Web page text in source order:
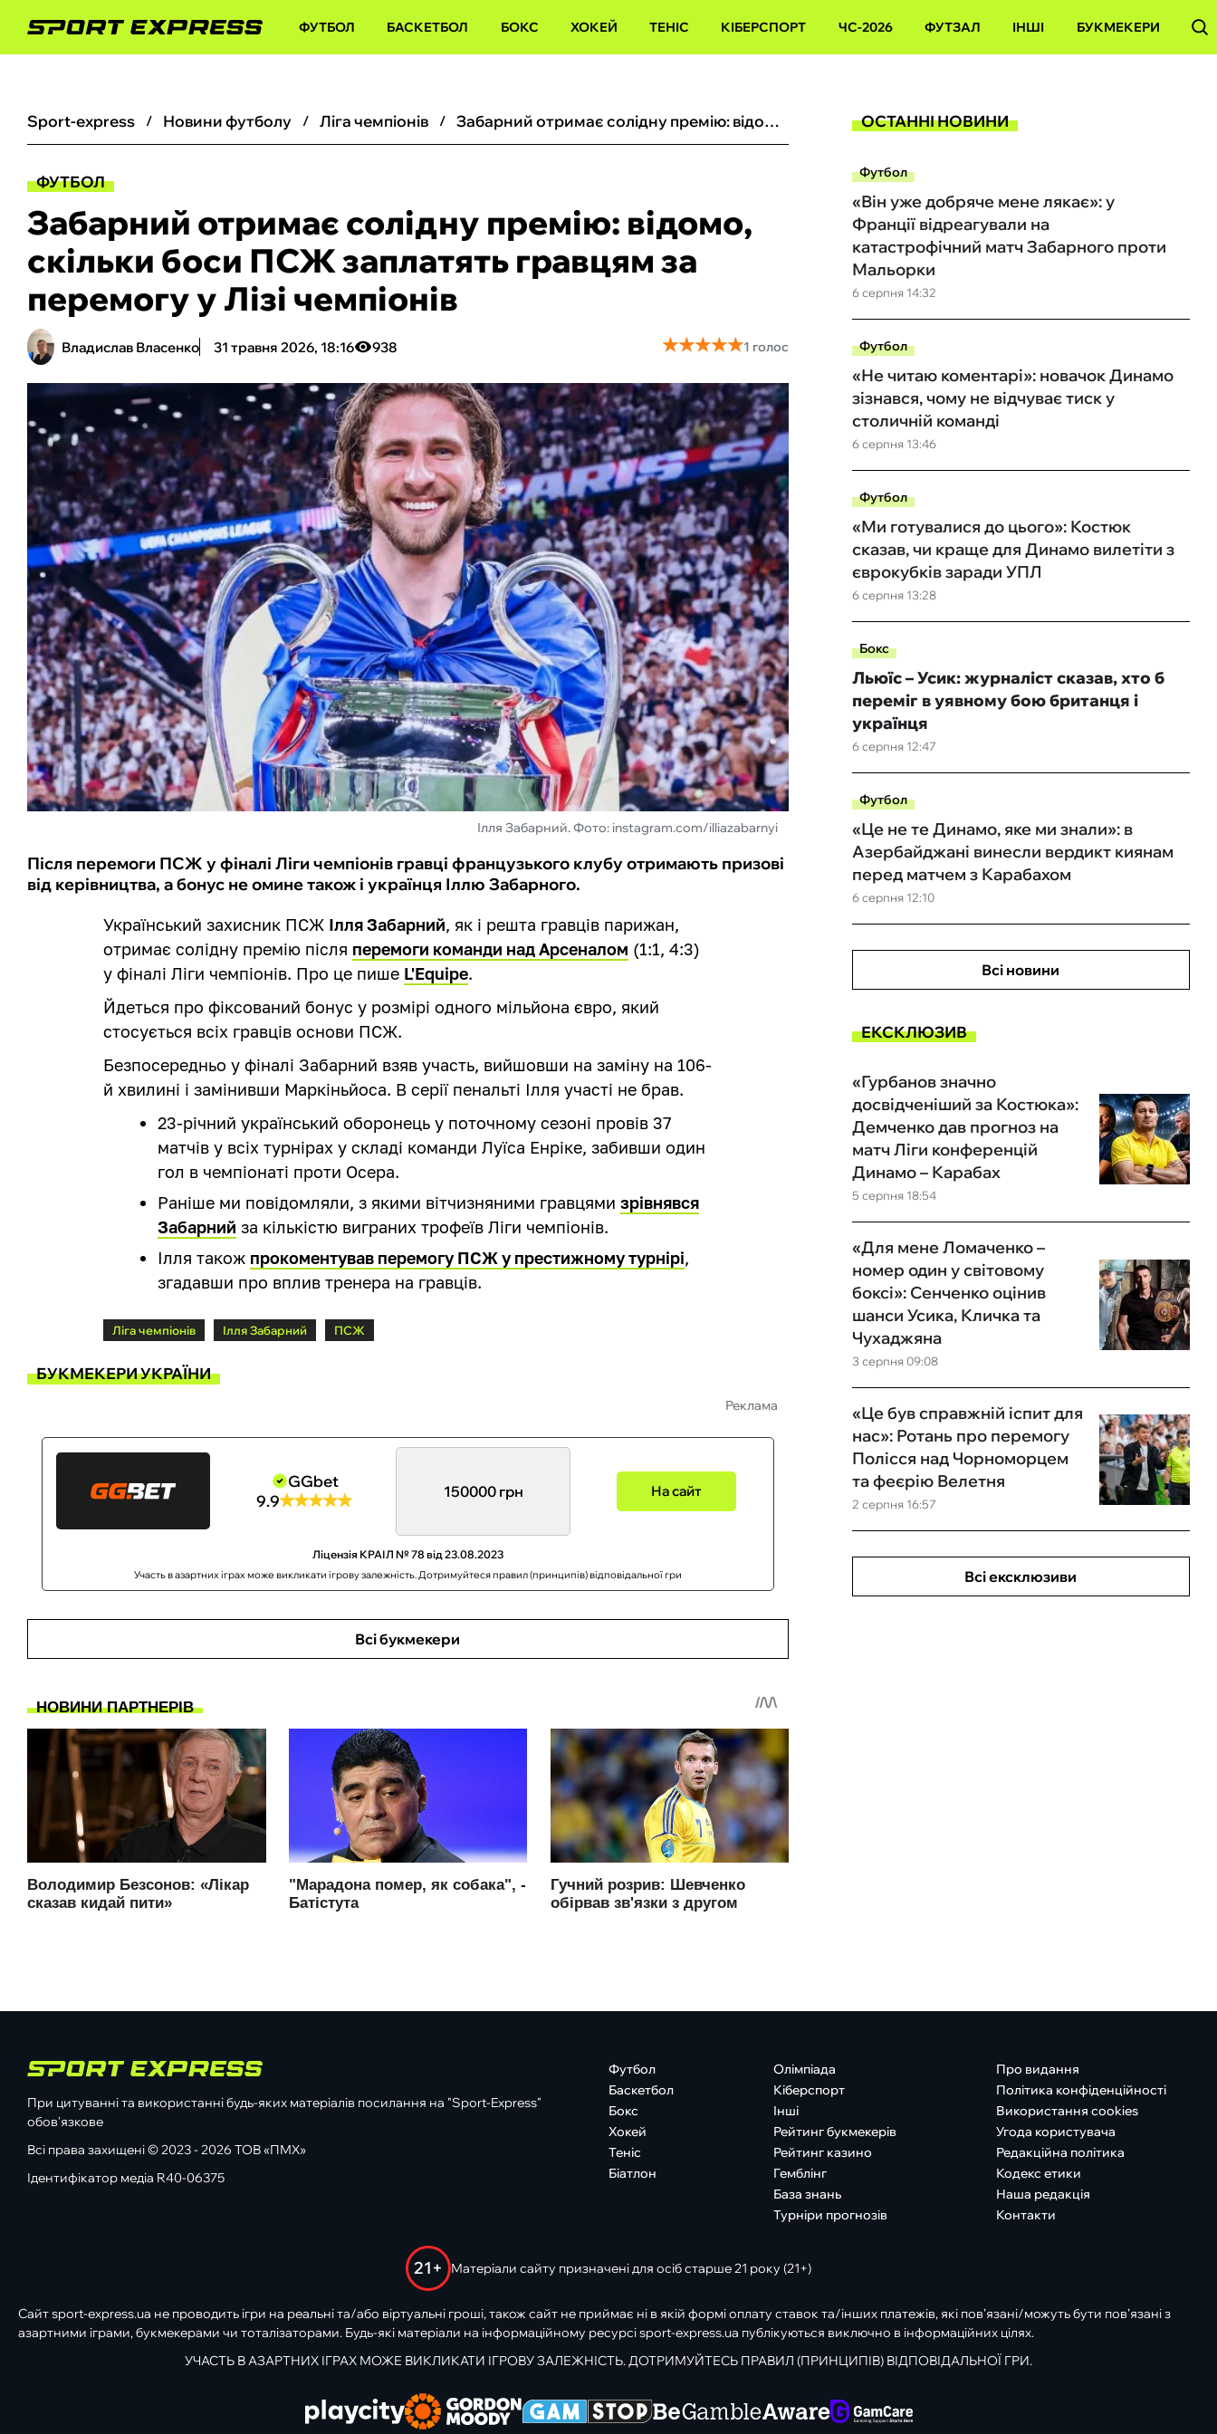
ФУТБОЛ БАСКЕТБОЛ БОКС ХОКЕЙ ТЕНІС КІБЕРСПОРТ ЧС-2026 ФУТЗАЛ ІНШІ БУКМЕКЕРИ
sport-express новини футболу ліга чемпіонів Забарний отримає солідну премію: відомо, скільки боси ПСЖ заплатять гравцям за перемогу у Лізі чемпіонів
ФУТБОЛ
Забарний отримає солідну премію: відомо,
скільки боси ПСЖ заплатять гравцям за
перемогу у Лізі чемпіонів
Владислав Власенко 31 травня 2026, 18:16 938 ★★★★★
★★★★★1 голос
Ілля Забарний. Фото: instagram.com/illiazabarnyi
Після перемоги ПСЖ у фіналі Ліги чемпіонів гравці французького клубу отримають призові
від керівництва, а бонус не омине також і українця Іллю Забарного.
Український захисник ПСЖ Ілля Забарний, як і решта гравців парижан,
отримає солідну премію після перемоги команди над Арсеналом (1:1, 4:3)
у фіналі Ліги чемпіонів. Про це пише L'Equipe.
Йдеться про фіксований бонус у розмірі одного мільйона євро, який
стосується всіх гравців основи ПСЖ.
Безпосередньо у фіналі Забарний взяв участь, вийшовши на заміну на 106-
й хвилині і замінивши Маркіньйоса. В серії пенальті Ілля участі не брав.
23-річний український оборонець у поточному сезоні провів 37
матчів у всіх турнірах у складі команди Луїса Енріке, забивши один
гол в чемпіонаті проти Осера.
Раніше ми повідомляли, з якими вітчизняними гравцямизрівнявся
Забарний за кількістю виграних трофеїв Ліги чемпіонів.
Ілля також прокоментував перемогу ПСЖ у престижному турнірі,
згадавши про вплив тренера на гравців.
Ліга чемпіонів Ілля Забарний ПСЖ
БУКМЕКЕРИ УКРАЇНИ
Реклама
GGbet
9.9
150000 грн На сайт
Ліцензія КРАІЛ № 78 від 23.08.2023
Участь в азартних іграх може викликати ігрову залежність. Дотримуйтеся правил (принципів) відповідальної гри
Всі букмекери
ОСТАННІ НОВИНИ
Футбол
6 серпня 14:32
«Він уже добряче мене лякає»: у
Франції відреагували на
катастрофічний матч Забарного проти
Мальорки
Футбол
6 серпня 13:46
«Не читаю коментарі»: новачок Динамо
зізнався, чому не відчуває тиск у
столичній команді
Футбол
6 серпня 13:28
«Ми готувалися до цього»: Костюк
сказав, чи краще для Динамо вилетіти з
єврокубків заради УПЛ
Бокс
6 серпня 12:47
Льюїс – Усик: журналіст сказав, хто б
переміг в уявному бою британця і
українця
Футбол
6 серпня 12:10
«Це не те Динамо, яке ми знали»: в
Азербайджані винесли вердикт киянам
перед матчем з Карабахом
Всі новини
ЕКСКЛЮЗИВ
5 серпня 18:54
«Гурбанов значно
досвідченіший за Костюка»:
Демченко дав прогноз на
матч Ліги конференцій
Динамо – Карабах
3 серпня 09:08
«Для мене Ломаченко –
номер один у світовому
боксі»: Сенченко оцінив
шанси Усика, Кличка та
Чухаджяна
2 серпня 16:57
«Це був справжній іспит для
нас»: Ротань про перемогу
Полісся над Чорноморцем
та феєрію Велетня
Всі ексклюзиви
При цитуванні та використанні будь-яких матеріалів посилання на "Sport-Express"
обов'язкове
Всі права захищені © 2023 - 2026 ТОВ «ПМХ»
Ідентифікатор медіа R40-06375
Футбол
Баскетбол
Бокс
Хокей
Теніс
Біатлон
Олімпіада
Кіберспорт
Інші
Рейтинг букмекерів
Рейтинг казино
Гемблінг
База знань
Турніри прогнозів
Про видання
Політика конфіденційності
Використання cookies
Угода користувача
Редакційна політика
Кодекс етики
Наша редакція
Контакти
21+ Матеріали сайту призначені для осіб старше 21 року (21+)
Сайт sport-express.ua не проводить ігри на реальні та/або віртуальні гроші, також сайт не приймає ні в якій формі оплату ставок та/інших платежів, які пов’язані/можуть бути пов’язані з
азартними іграми, букмекерами чи тоталізаторами. Будь-які матеріали на інформаційному ресурсі sport-express.ua публікуються виключно в інформаційних цілях.
УЧАСТЬ В АЗАРТНИХ ІГРАХ МОЖЕ ВИКЛИКАТИ ІГРОВУ ЗАЛЕЖНІСТЬ. ДОТРИМУЙТЕСЬ ПРАВИЛ (ПРИНЦИПІВ) ВІДПОВІДАЛЬНОЇ ГРИ.